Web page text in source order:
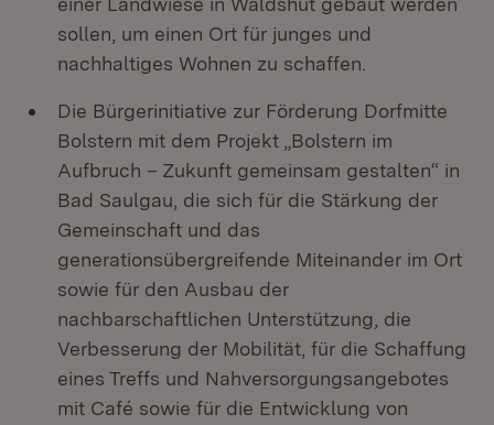
sollen, um einen Ort für junges und
nachhaltiges Wohnen zu schaffen.
Die Bürgerinitiative zur Förderung Dorfmitte
Bolstern mit dem Projekt „Bolstern im
Aufbruch – Zukunft gemeinsam gestalten“ in
Bad Saulgau, die sich für die Stärkung der
Gemeinschaft und das
generationsübergreifende Miteinander im Ort
sowie für den Ausbau der
nachbarschaftlichen Unterstützung, die
Verbesserung der Mobilität, für die Schaffung
eines Treffs und Nahversorgungsangebotes
mit Café sowie für die Entwicklung von